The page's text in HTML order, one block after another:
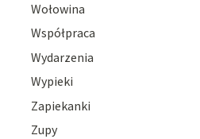
Wołowina
Współpraca
Wydarzenia
Wypieki
Zapiekanki
Zupy